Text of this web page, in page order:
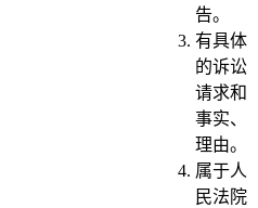
告。
有具体
的诉讼
请求和
事实、
理由。
属于人
民法院